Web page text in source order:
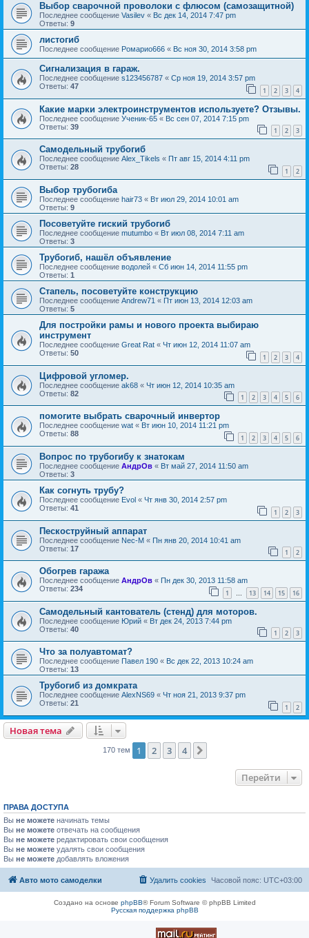
Выбор сварочной проволоки с флюсом (самозащитной)
Последнее сообщение Vasilev « Вс дек 14, 2014 7:47 pm
Ответы: 9
листогиб
Последнее сообщение Ромарио666 « Вс ноя 30, 2014 3:58 pm
Сигнализация в гараж.
Последнее сообщение s123456787 « Ср ноя 19, 2014 3:57 pm
Ответы: 47 1 2 3 4
Какие марки электроинструментов используете? Отзывы.
Последнее сообщение Ученик-65 « Вс сен 07, 2014 7:15 pm
Ответы: 39 1 2 3
Самодельный трубогиб
Последнее сообщение Alex_Tikels « Пт авг 15, 2014 4:11 pm
Ответы: 28 1 2
Выбор трубогиба
Последнее сообщение hair73 « Вт июл 29, 2014 10:01 am
Ответы: 9
Посоветуйте гиский трубогиб
Последнее сообщение mutumbo « Вт июл 08, 2014 7:11 am
Ответы: 3
Трубогиб, нашёл объявление
Последнее сообщение водолей « Сб июн 14, 2014 11:55 pm
Ответы: 1
Стапель, посоветуйте конструкцию
Последнее сообщение Andrew71 « Пт июн 13, 2014 12:03 am
Ответы: 5
Для постройки рамы и нового проекта выбираю
инструмент
Последнее сообщение Great Rat « Чт июн 12, 2014 11:07 am
Ответы: 50 1 2 3 4
Цифровой угломер.
Последнее сообщение ak68 « Чт июн 12, 2014 10:35 am
Ответы: 82 1 2 3 4 5 6
помогите выбрать сварочный инвертор
Последнее сообщение wat « Вт июн 10, 2014 11:21 pm
Ответы: 88 1 2 3 4 5 6
Вопрос по трубогибу к знатокам
Последнее сообщение АндрОв « Вт май 27, 2014 11:50 am
Ответы: 3
Как согнуть трубу?
Последнее сообщение Evol « Чт янв 30, 2014 2:57 pm
Ответы: 41 1 2 3
Пескоструйный аппарат
Последнее сообщение Nec-M « Пн янв 20, 2014 10:41 am
Ответы: 17 1 2
Обогрев гаража
Последнее сообщение АндрОв « Пн дек 30, 2013 11:58 am
Ответы: 234 1 … 13 14 15 16
Самодельный кантователь (стенд) для моторов.
Последнее сообщение Юрий « Вт дек 24, 2013 7:44 pm
Ответы: 40 1 2 3
Что за полуавтомат?
Последнее сообщение Павел 190 « Вс дек 22, 2013 10:24 am
Ответы: 13
Трубогиб из домкрата
Последнее сообщение AlexNS69 « Чт ноя 21, 2013 9:37 pm
Ответы: 21 1 2
Новая тема
170 тем 1 2 3 4
Перейти
ПРАВА ДОСТУПА
Вы не можете начинать темы
Вы не можете отвечать на сообщения
Вы не можете редактировать свои сообщения
Вы не можете удалять свои сообщения
Вы не можете добавлять вложения
Авто мото самоделки Часовой пояс: UTC+03:00
Удалить cookies
Создано на основе phpBB® Forum Software © phpBB Limited
Русская поддержка phpBB